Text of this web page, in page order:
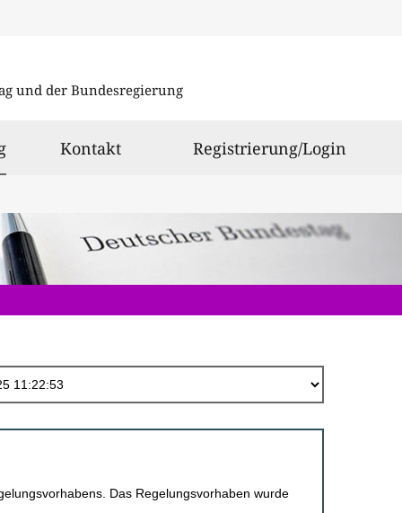
und der Bundesregierung
ausgewählt
Kontakt Registrierung/Login
Das Regelungsvorhaben wurde